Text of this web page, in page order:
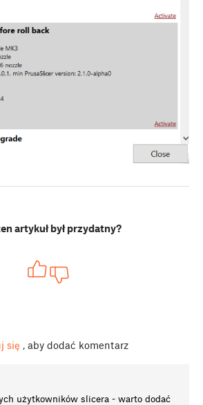
artykuł był przydatny?
się , aby dodać komentarz
użytkowników slicera - warto dodać